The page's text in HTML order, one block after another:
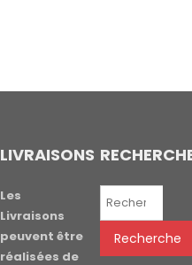
LIVRAISONS
Les
Livraisons
peuvent être
réalisées de
Recherche
Recherche